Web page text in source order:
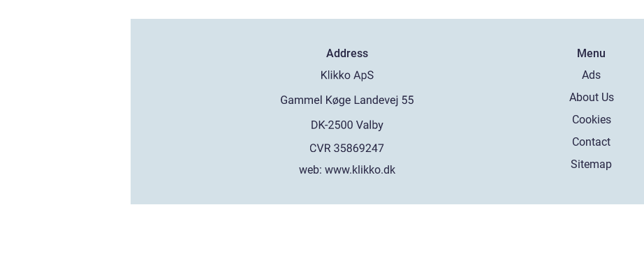
Address
web:www.klikko.dk
Menu
Ads
About Us
Cookies
Contact
Sitemap